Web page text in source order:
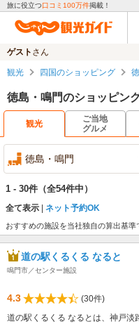
旅に役立つ口コミ100万件掲載！
ゲスト さん
観光 四国のショッピング
徳島・鳴門のショッピン
観光
ご当地
グルメ
徳島・鳴門
1 - 30件 （全54件中）
全て表示 ネット予約OK
おすすめの施設を当社独自の算出基準
道の駅くるくる なると
鳴門市／センター施設
4.3
(30件)
道の駅くるくる なるとは、神戸